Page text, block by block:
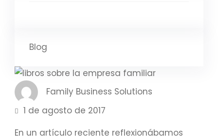
Blog
Family Business Solutions
1 de agosto de 2017
En un artículo reciente reflexionábamos